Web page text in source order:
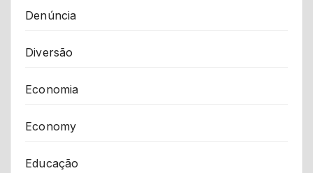
Denúncia
Diversão
Economia
Economy
Educação